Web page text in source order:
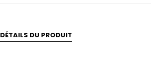
DÉTAILS DU PRODUIT